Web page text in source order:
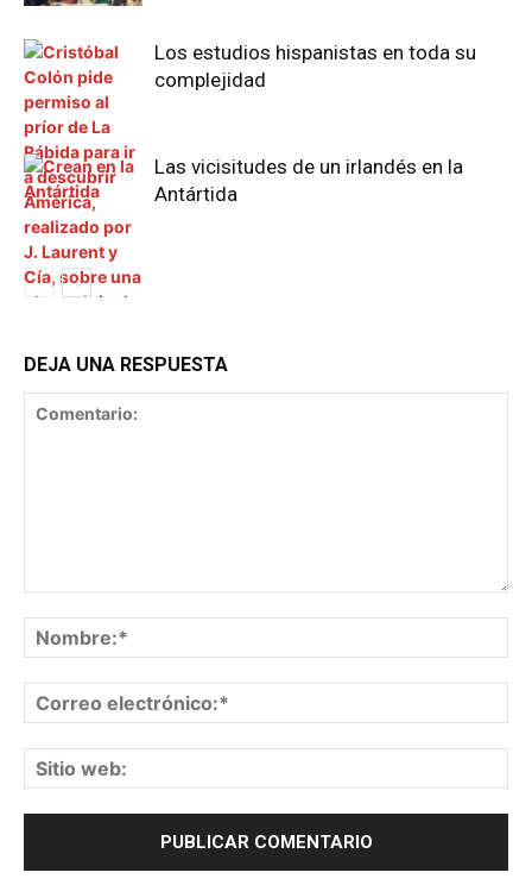
Los estudios hispanistas en toda su
complejidad
Las vicisitudes de un irlandés en la
Antártida
DEJA UNA RESPUESTA